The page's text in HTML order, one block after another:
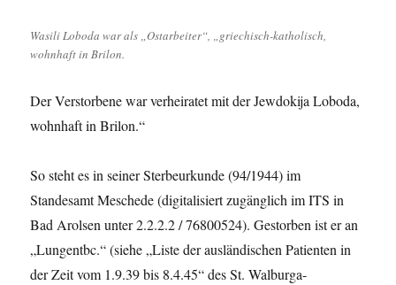
Wasili Loboda war als „Ostarbeiter“, „griechisch-katholisch,
wohnhaft in Brilon.
Der Verstorbene war verheiratet mit der Jewdokija Loboda,
wohnhaft in Brilon.“
So steht es in seiner Sterbeurkunde (94/1944) im
Standesamt Meschede (digitalisiert zugänglich im ITS in
Bad Arolsen unter 2.2.2.2 / 76800524). Gestorben ist er an
„Lungentbc.“ (siehe „Liste der ausländischen Patienten in
der Zeit vom 1.9.39 bis 8.4.45“ des St. Walburga-